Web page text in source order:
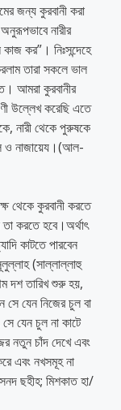
জন্য কুরবানী করা
নারীর
কর”। নিঃসন্দেহে
তারা সকলে ভাল
আমরা কুরবানীর
উল্লেখ করেছি এতে
নারী থেকে পুরুষকে
ও নাজায়েয।(আল-
থেকে কুরবানী করতে
করতে হবে।অর্থাৎ
কাটতে পারবেন
(সাল্লাল্লাহু
দশ তারিখ শুরু হয়,
যেন নিজের চুল বা
যেন চুল না কাটে
নতুন চাঁদ দেখে এবং
এবং নখসমূহ না
ছহীহ; মিশকাত হা/